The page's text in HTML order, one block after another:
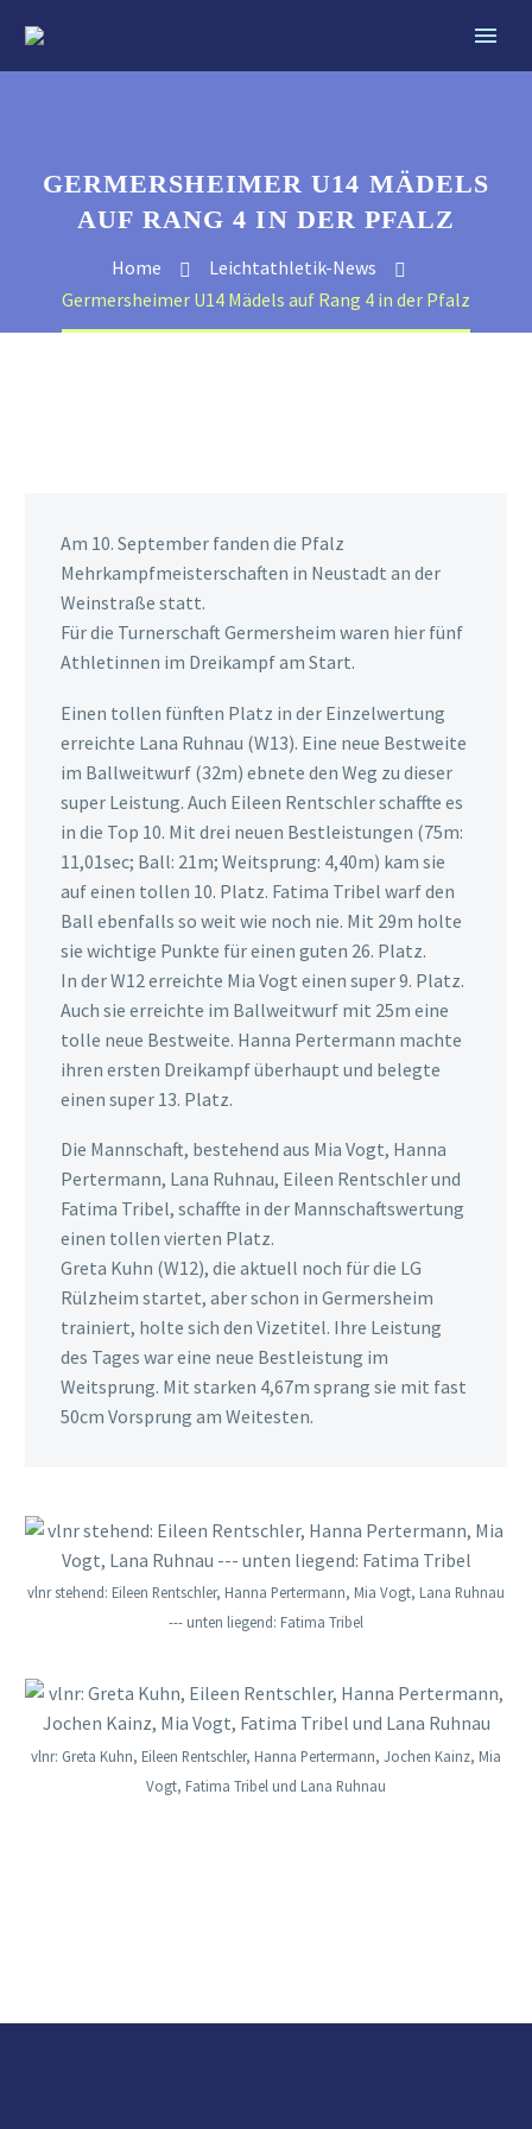
GERMERSHEIMER U14 MÄDELS
AUF RANG 4 IN DER PFALZ
Home
Leichtathletik-News
Germersheimer U14 Mädels auf Rang 4 in der Pfalz
Am 10. September fanden die Pfalz
Mehrkampfmeisterschaften in Neustadt an der
Weinstraße statt.
Für die Turnerschaft Germersheim waren hier fünf
Athletinnen im Dreikampf am Start.
Einen tollen fünften Platz in der Einzelwertung
erreichte Lana Ruhnau (W13). Eine neue Bestweite
im Ballweitwurf (32m) ebnete den Weg zu dieser
super Leistung. Auch Eileen Rentschler schaffte es
in die Top 10. Mit drei neuen Bestleistungen (75m:
11,01sec; Ball: 21m; Weitsprung: 4,40m) kam sie
auf einen tollen 10. Platz. Fatima Tribel warf den
Ball ebenfalls so weit wie noch nie. Mit 29m holte
sie wichtige Punkte für einen guten 26. Platz.
In der W12 erreichte Mia Vogt einen super 9. Platz.
Auch sie erreichte im Ballweitwurf mit 25m eine
tolle neue Bestweite. Hanna Pertermann machte
ihren ersten Dreikampf überhaupt und belegte
einen super 13. Platz.
Die Mannschaft, bestehend aus Mia Vogt, Hanna
Pertermann, Lana Ruhnau, Eileen Rentschler und
Fatima Tribel, schaffte in der Mannschaftswertung
einen tollen vierten Platz.
Greta Kuhn (W12), die aktuell noch für die LG
Rülzheim startet, aber schon in Germersheim
trainiert, holte sich den Vizetitel. Ihre Leistung
des Tages war eine neue Bestleistung im
Weitsprung. Mit starken 4,67m sprang sie mit fast
50cm Vorsprung am Weitesten.
vlnr stehend: Eileen Rentschler, Hanna Pertermann, Mia Vogt, Lana Ruhnau
--- unten liegend: Fatima Tribel
vlnr: Greta Kuhn, Eileen Rentschler, Hanna Pertermann, Jochen Kainz, Mia
Vogt, Fatima Tribel und Lana Ruhnau